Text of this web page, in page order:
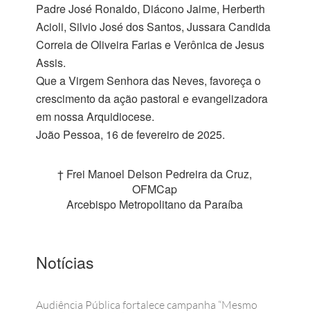
Padre José Ronaldo, Diácono Jaime, Herberth
Acioli, Silvio José dos Santos, Jussara Candida
Correia de Oliveira Farias e Verônica de Jesus
Assis.
Que a Virgem Senhora das Neves, favoreça o
crescimento da ação pastoral e evangelizadora
em nossa Arquidiocese.
João Pessoa, 16 de fevereiro de 2025.
† Frei Manoel Delson Pedreira da Cruz,
OFMCap
Arcebispo Metropolitano da Paraíba
Notícias
Audiência Pública fortalece campanha “Mesmo